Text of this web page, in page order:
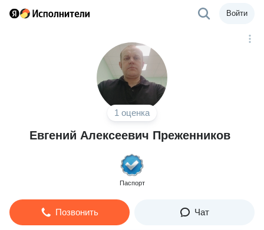
Войти
1 оценка
Евгений Алексеевич Преженников
Паспорт
Позвонить Чат